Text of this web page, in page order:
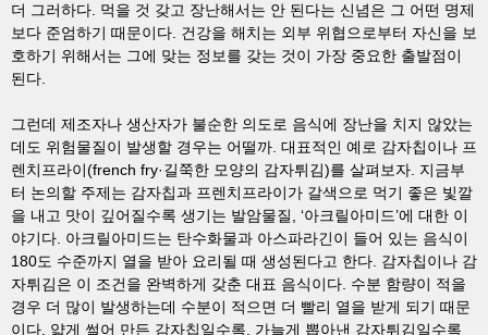
더 그러하다. 먹을 것 갖고 장난해서는 안 된다는 신념은 그 어떤 명제
보다 준엄하기 때문이다. 건강을 해치는 외부 위협으로부터 자신을 보
호하기 위해서는 그에 맞는 정보를 갖는 것이 가장 중요한 출발점이
된다.
그런데 제조자나 생산자가 불순한 의도로 음식에 장난을 치지 않았는
데도 위험물질이 발생할 경우는 어떨까. 대표적인 예로 감자칩이나 프
렌치프라이(french fry·길쭉한 모양의 감자튀김)를 살펴보자. 지금부
터 논의할 주제는 감자칩과 프렌치프라이가 갈색으로 먹기 좋은 빛깔
을 내고 맛이 깊어질수록 생기는 발암물질, ‘아크릴아미드’에 대한 이
야기다. 아크릴아미드는 탄수화물과 아스파라긴이 들어 있는 음식이
180도 수준까지 열을 받아 요리될 때 생성된다고 한다. 감자칩이나 감
자튀김은 이 조건을 완벽하게 갖춘 대표 음식이다. 수분 함량이 적을
경우 더 많이 발생하는데 수분이 적으면 더 빨리 열을 받게 되기 때문
이다. 얇게 썰어 만든 감자칩일수록, 가늘게 뽑아낸 감자튀김일수록